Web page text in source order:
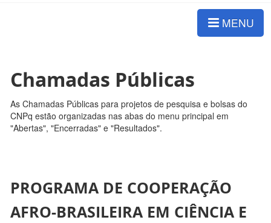
MENU
Chamadas Públicas
As Chamadas Públicas para projetos de pesquisa e bolsas do
CNPq estão organizadas nas abas do menu principal em
"Abertas", "Encerradas" e "Resultados".
PROGRAMA DE COOPERAÇÃO
AFRO-BRASILEIRA EM CIÊNCIA E